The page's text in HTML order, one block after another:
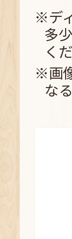
※デ
多
く
※画
な